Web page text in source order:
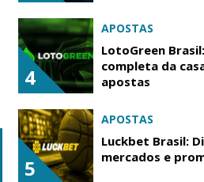
4
APOSTAS
LotoGreen
completa da
apostas
5
APOSTAS
Luckbet Brasil:
mercados e